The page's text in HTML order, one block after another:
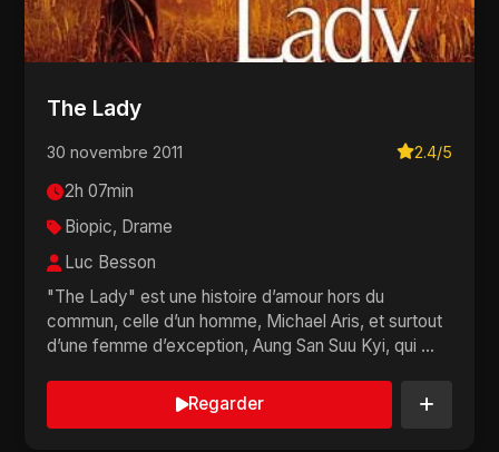
The Lady
30 novembre 2011 2.4/5
2h 07min
Biopic, Drame
Luc Besson
"The Lady" est une histoire d’amour hors du
commun, celle d’un homme, Michael Aris, et surtout
d’une femme d’exception, Aung San Suu Kyi, qui ...
Regarder